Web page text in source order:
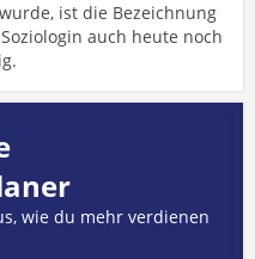
ist die Bezeichnung
auch heute noch
wie du mehr verdienen